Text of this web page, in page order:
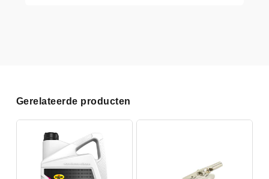
Gerelateerde producten